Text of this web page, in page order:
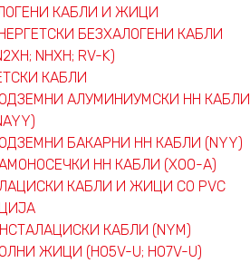
КАБЛИ И ЖИЦИ
БЕЗХАЛОГЕНИ КАБЛИ
NHXH; RV-K)
КАБЛИ
АЛУМИНИУМСКИ НН КАБЛИ
БАКАРНИ НН КАБЛИ (NYY)
НН КАБЛИ (X00-A)
КАБЛИ И ЖИЦИ СО PVC
КАБЛИ (NYM)
ЖИЦИ (H05V-U; H07V-U)